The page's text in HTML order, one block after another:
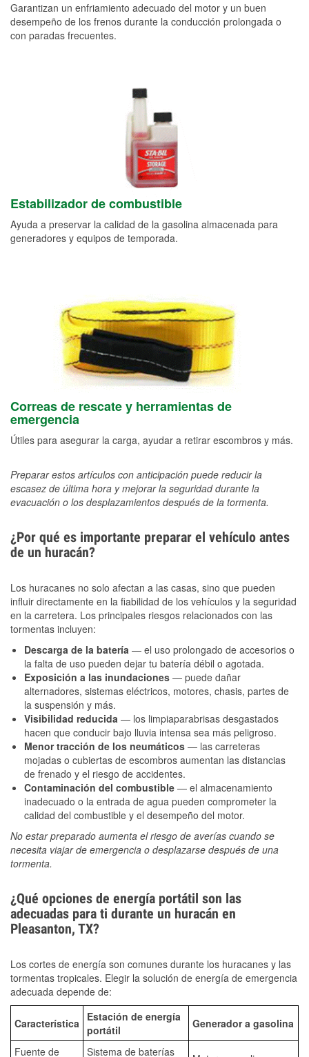
Garantizan un enfriamiento adecuado del motor y un buen
desempeño de los frenos durante la conducción prolongada o
con paradas frecuentes.
Estabilizador de combustible
Ayuda a preservar la calidad de la gasolina almacenada para
generadores y equipos de temporada.
Correas de rescate y herramientas de
emergencia
Útiles para asegurar la carga, ayudar a retirar escombros y más.
Preparar estos artículos con anticipación puede reducir la
escasez de última hora y mejorar la seguridad durante la
evacuación o los desplazamientos después de la tormenta.
¿Por qué es importante preparar el vehículo antes
de un huracán?
Los huracanes no solo afectan a las casas, sino que pueden
influir directamente en la fiabilidad de los vehículos y la seguridad
en la carretera. Los principales riesgos relacionados con las
tormentas incluyen:
Descarga de la batería — el uso prolongado de accesorios o
la falta de uso pueden dejar tu batería débil o agotada.
Exposición a las inundaciones — puede dañar
alternadores, sistemas eléctricos, motores, chasis, partes de
la suspensión y más.
Visibilidad reducida — los limpiaparabrisas desgastados
hacen que conducir bajo lluvia intensa sea más peligroso.
Menor tracción de los neumáticos — las carreteras
mojadas o cubiertas de escombros aumentan las distancias
de frenado y el riesgo de accidentes.
Contaminación del combustible — el almacenamiento
inadecuado o la entrada de agua pueden comprometer la
calidad del combustible y el desempeño del motor.
No estar preparado aumenta el riesgo de averías cuando se
necesita viajar de emergencia o desplazarse después de una
tormenta.
¿Qué opciones de energía portátil son las
adecuadas para ti durante un huracán en
Pleasanton, TX?
Los cortes de energía son comunes durante los huracanes y las
tormentas tropicales. Elegir la solución de energía de emergencia
adecuada depende de:
Característica
Estación de energía
portátil
Generador a gasolina
Fuente de Sistema de baterías